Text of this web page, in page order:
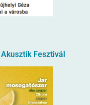
Fesztivál